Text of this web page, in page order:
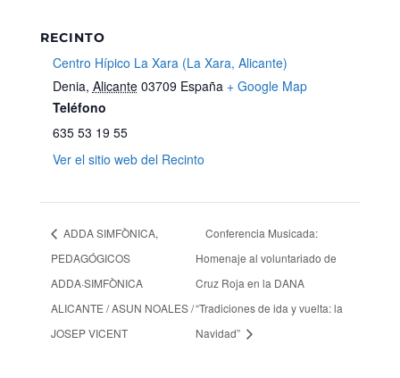
RECINTO
Centro Hípico La Xara (La Xara, Alicante)
Denia, Alicante 03709 España + Google Map
Teléfono
635 53 19 55
Ver el sitio web del Recinto
ADDA SIMFÒNICA,
PEDAGÓGICOS
ADDA·SIMFÒNICA
ALICANTE / ASUN NOALES /
JOSEP VICENT
Conferencia Musicada:
Homenaje al voluntariado de
Cruz Roja en la DANA
“Tradiciones de ida y vuelta: la
Navidad”